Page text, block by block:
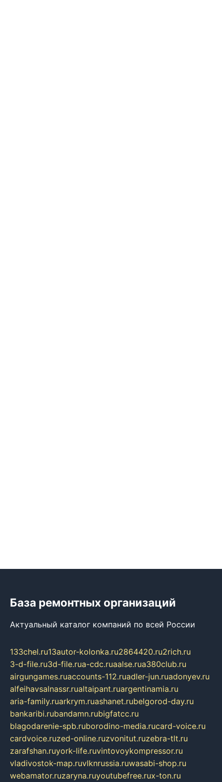
База ремонтных организаций
Актуальный каталог компаний по всей России
133chel.ru13autor-kolonka.ru2864420.ru2rich.ru
3-d-file.ru3d-file.rua-cdc.ruaalse.rua380club.ru
airgungames.ruaccounts-112.ruadler-jun.ruadonyev.ru
alfeihavsalnassr.rualtaipant.ruargentinamia.ru
aria-family.ruarkrym.ruashanet.rubelgorod-day.ru
bankaribi.rubandamn.rubigfatcc.ru
blagodarenie-spb.ruborodino-media.rucard-voice.ru
cardvoice.ruzed-online.ruzvonitut.ruzebra-tlt.ru
zarafshan.ruyork-life.ruvintovoykompressor.ru
vladivostok-map.ruvlknrussia.ruwasabi-shop.ru
webamator.ruzaryna.ruyoutubefree.rux-ton.ru